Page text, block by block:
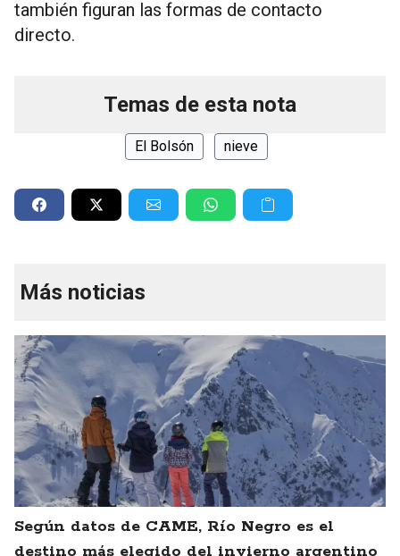
también figuran las formas de contacto
directo.
Temas de esta nota
El Bolsón nieve
Más noticias
Según datos de CAME, Río Negro es el
destino más elegido del invierno argentino